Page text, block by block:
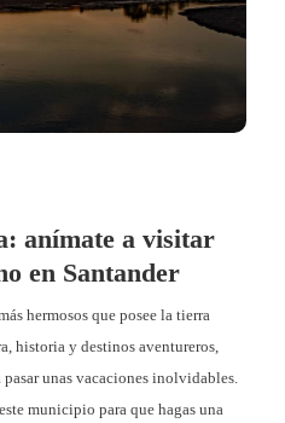
anímate a visitar
en Santander
hermosos que posee la tierra
historia y destinos aventureros,
unas vacaciones inolvidables.
municipio para que hagas una